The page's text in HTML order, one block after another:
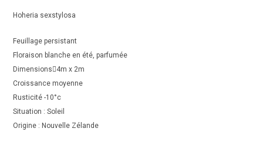
Hoheria sexstylosa
Feuillage persistant
Floraison blanche en été, parfumée
Dimensions4m x 2m
Croissance moyenne
Rusticité -10°c
Situation : Soleil
Origine : Nouvelle Zélande